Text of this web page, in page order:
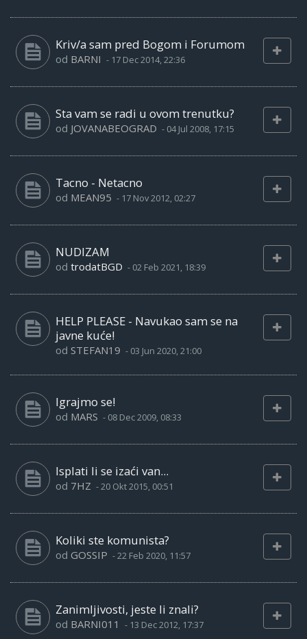
Kriv/a sam pred Bogom i Forumom
od BARNI - 17 Dec 2014, 22:36
Sta vam se radi u ovom trenutku?
od JOVANABEOGRAD - 04 Jul 2008, 17:15
Tacno - Netacno
od MEAN95 - 17 Nov 2012, 02:27
NUDIZAM
od trodatBGD - 02 Feb 2021, 18:39
HELP PLEASE - Navukao sam se na
javne kuće!
od STEFAN19 - 03 Jun 2020, 21:00
Igrajmo se!
od MARS - 08 Dec 2009, 08:33
Isplati li se izaći van...
od 7HZ -20 Okt 2015, 00:51
Koliki ste komunista?
od GOSSIP -22 Feb 2020, 11:57
Zanimljivosti, jeste li znali?
od BARNI011 - 13 Dec 2012, 17:37